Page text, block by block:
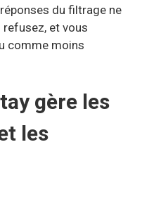
du filtrage ne
et vous
comme moins
gère les
les